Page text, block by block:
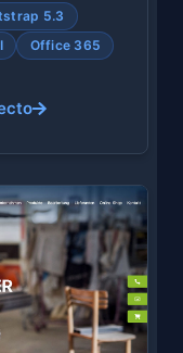
5.3
Office 365